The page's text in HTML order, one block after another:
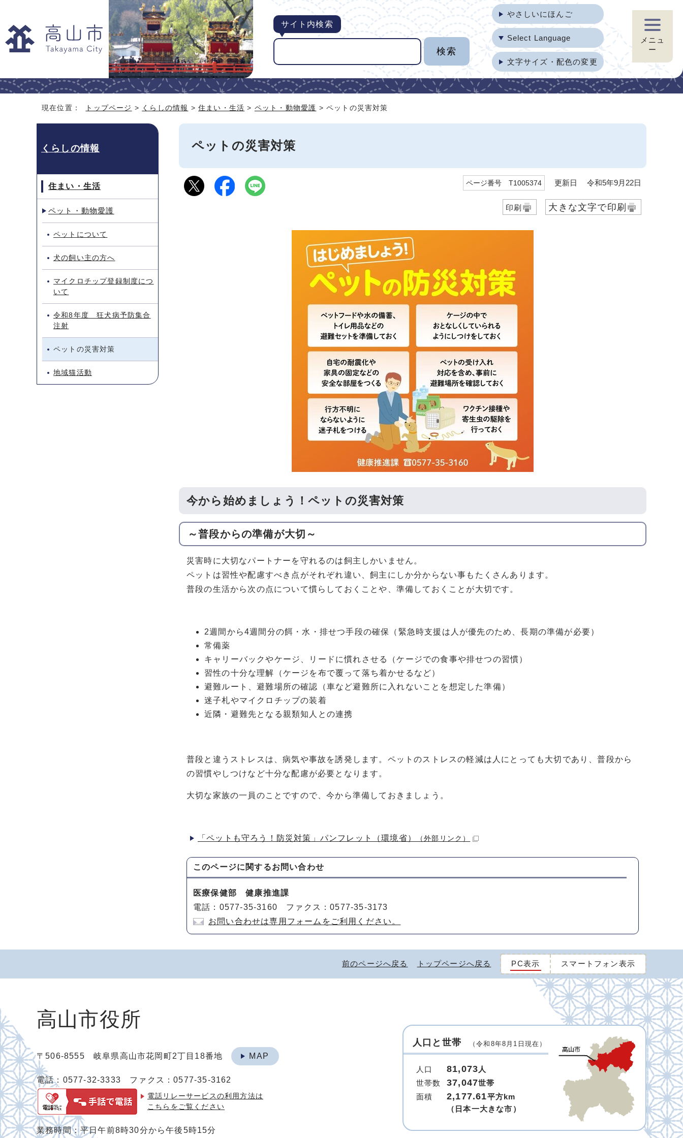
サイト内検索
やさしいにほんご
Select Language
文字サイズ・配色の変更
メニュ
ー
現在位置： トップページ > くらしの情報 >住まい・生活 > ペット・動物愛護 > ペットの災害対策
ペットの災害対策
ページ番号 T1005374 更新日 令和5年9月22日
印刷 大きな文字で印刷
今から始めましょう！ペットの災害対策
～普段からの準備が大切～
災害時に大切なパートナーを守れるのは飼主しかいません。
ペットは習性や配慮すべき点がそれぞれ違い、飼主にしか分からない事もたくさんあります。
普段の生活から次の点について慣らしておくことや、準備しておくことが大切です。
2週間から4週間分の餌・水・排せつ手段の確保（緊急時支援は人が優先のため、長期の準備が必要）
常備薬
キャリーバックやケージ、リードに慣れさせる（ケージでの食事や排せつの習慣）
習性の十分な理解（ケージを布で覆って落ち着かせるなど）
避難ルート、避難場所の確認（車など避難所に入れないことを想定した準備）
迷子札やマイクロチップの装着
近隣・避難先となる親類知人との連携
普段と違うストレスは、病気や事故を誘発します。ペットのストレスの軽減は人にとっても大切であり、普段から
の習慣やしつけなど十分な配慮が必要となります。
大切な家族の一員のことですので、今から準備しておきましょう。
「ペットも守ろう！防災対策」パンフレット（環境省） （外部リンク）
このページに関するお問い合わせ
医療保健部 健康推進課
電話：0577-35-3160 ファクス：0577-35-3173
お問い合わせは専用フォームをご利用ください。
くらしの情報
住まい・生活
ペット・動物愛護
ペットについて
犬の飼い主の方へ
マイクロチップ登録制度につ
いて
令和8年度 狂犬病予防集合
注射
ペットの災害対策
地域猫活動
前のページへ戻る トップページへ戻る PC表示 スマートフォン表示
高山市役所
〒506-8555 岐阜県高山市花岡町2丁目18番地 MAP
電話：0577-32-3333 ファクス：0577-35-3162
電話リレーサービスの利用方法は
こちらをご覧ください
業務時間：平日午前8時30分から午後5時15分
人口と世帯 （令和8年8月1日現在）
人口 81,073 人
世帯数
37,047世帯
面積
2,177.61平方km
（日本一大きな市）